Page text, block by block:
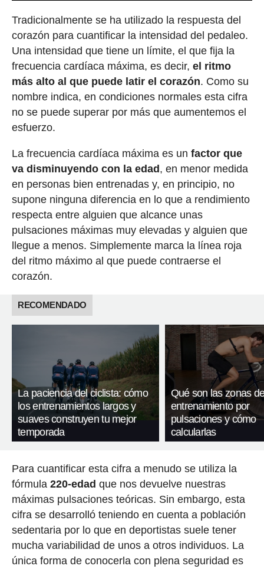
Tradicionalmente se ha utilizado la respuesta del
corazón para cuantificar la intensidad del pedaleo.
Una intensidad que tiene un límite, el que fija la
frecuencia cardíaca máxima, es decir, el ritmo
más alto al que puede latir el corazón. Como su
nombre indica, en condiciones normales esta cifra
no se puede superar por más que aumentemos el
esfuerzo.
La frecuencia cardíaca máxima es un factor que
va disminuyendo con la edad , en menor medida
en personas bien entrenadas y, en principio, no
supone ninguna diferencia en lo que a rendimiento
respecta entre alguien que alcance unas
pulsaciones máximas muy elevadas y alguien que
llegue a menos. Simplemente marca la línea roja
del ritmo máximo al que puede contraerse el
corazón.
RECOMENDADO
La paciencia del ciclista: cómo
los entrenamientos largos y
suaves construyen tu mejor
temporada
Qué son las zonas
entrenamiento por
pulsaciones y cómo
calcularlas
Para cuantificar esta cifra a menudo se utiliza la
fórmula 220-edad que nos devuelve nuestras
máximas pulsaciones teóricas. Sin embargo, esta
cifra se desarrolló teniendo en cuenta a población
sedentaria por lo que en deportistas suele tener
mucha variabilidad de unos a otros individuos. La
única forma de conocerla con plena seguridad es